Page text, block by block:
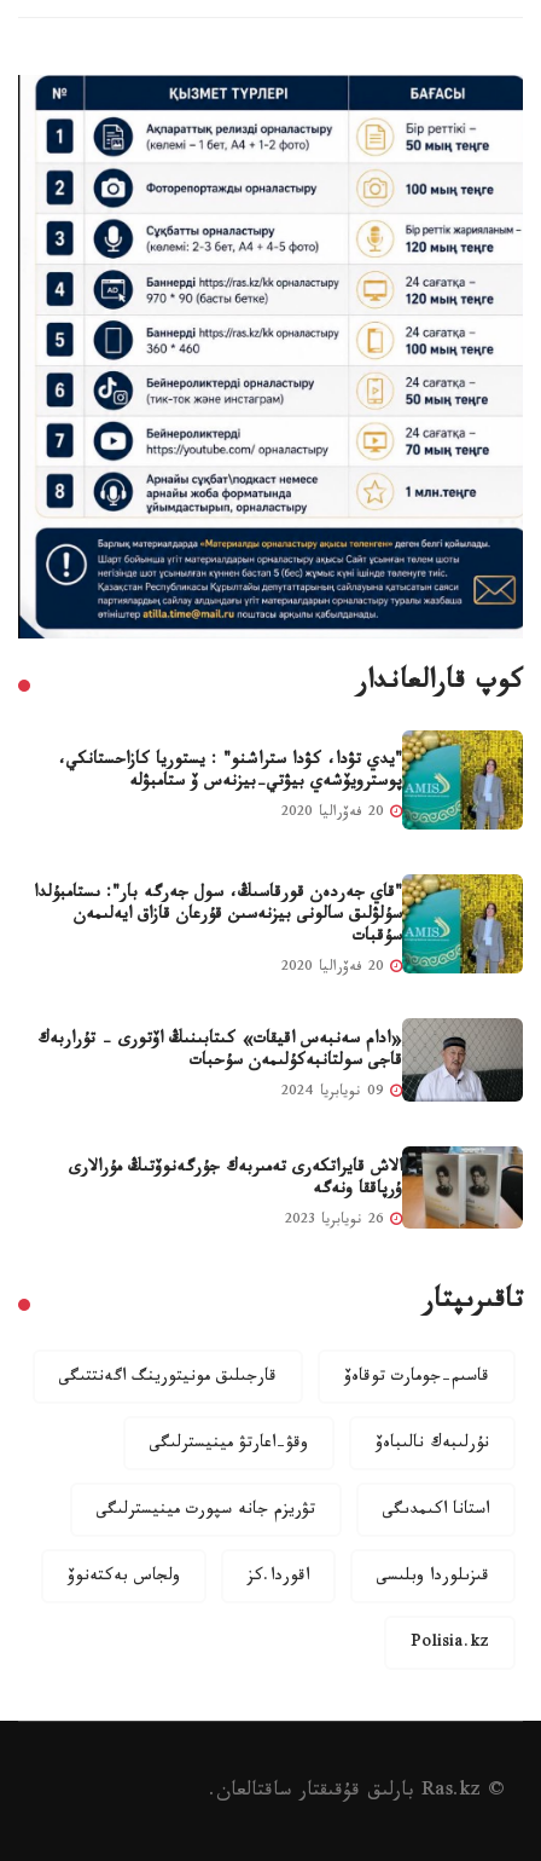
كوپ قارالعاندار
"يدي تۋدا، كۋدا ستراشنو" : يستوريا كازاحستانكي،
پوسترويۆشەي بيۋتي-بيزنەس ۆ ستامبۋلە
"قاي جەردەن قورقاسىڭ، سول جەرگە بار": ىستامبۇلدا
سۇلۋلىق سالونى بيزنەسىن قۇرعان قازاق ايەلىمەن
سۇقبات
«ادام سەنبەس اقيقات» كىتابىنىڭ اۆتورى - تۇراربەك
قاجى سولتانبەكۇلىمەن سۇحبات
الاش قايراتكەرى تەمىربەك جۇرگەنوۆتىڭ مۇرالارى
ۇرپاققا ونەگە
تاقىرىپتار
قاسىم-جومارت توقاەۆ قارجىلىق مونيتورينگ اگەنتتىگى
نۇرلىبەك نالىباەۆ وقۋ-اعارتۋ مينيسترلىگى
استانا اكىمدىگى تۋريزم جانە سپورت مينيسترلىگى
قىزىلوردا وبلىسى اقوردا.كز ولجاس بەكتەنوۆ
Polisia.kz
© Ras.kz بارلىق قۇقىقتار ساقتالعان.